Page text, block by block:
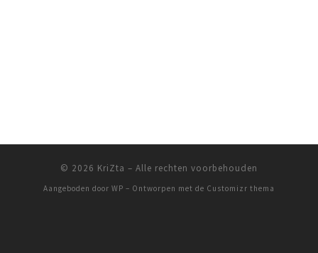
© 2026 KriZta – Alle rechten voorbehouden
Aangeboden door WP – Ontworpen met de Customizr thema